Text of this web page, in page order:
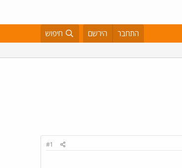
התחבר הירשם חיפוש
#1